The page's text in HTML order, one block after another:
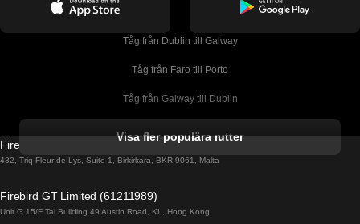
Tåg från Dublin till Galway
Tåg från Faro till Porto
Tåg från Galway till Dublin
Tåg från Porto till Faro
Tåg från Barcelona till Madrid
Visa fler populära rutter
Firebird GT Limited (OC 1451)
432, Triq Fleur de Lys, Suite 1, Birkirkara, BKR 9061, Malta
Firebird GT Limited (61211989)
Unit G 15/F Tal Building 49 Austin Road, KL, Hong Kong